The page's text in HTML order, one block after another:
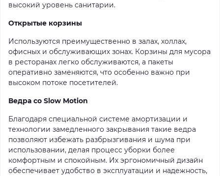
высокий уровень санитарии.
Открытые корзины
Используются преимущественно в залах, холлах,
офисных и обслуживающих зонах. Корзины для мусора
в ресторанах легко обслуживаются, а пакеты
оперативно заменяются, что особенно важно при
высоком потоке посетителей.
Ведра со Slow Motion
Благодаря специальной системе амортизации и
технологии замедленного закрывания такие ведра
позволяют избежать разбрызгивания и шума при
использовании, делая процесс уборки более
комфортным и спокойным. Их эргономичный дизайн
обеспечивает удобство в эксплуатации и надежность,